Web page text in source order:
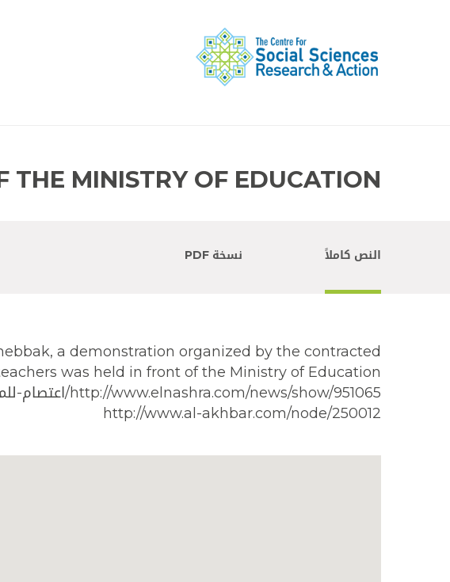
THE MINISTRY OF EDUCATION
النص كاملاً نسخة PDF
a demonstration organized by the contracted
was held in front of the Ministry of Education.
http://www.elnashra.com/news/show/951065/اعتصام-للمدرسين-المتمرنين-بالتعليم-الاساسي-الجمعة-
http://www.al-akhbar.com/node/250012